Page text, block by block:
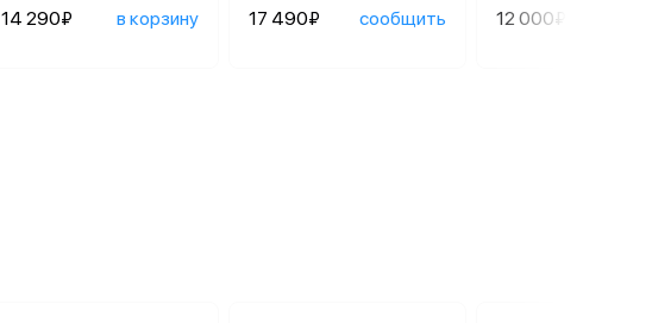
14 290₽ в корзину 17 490₽ сообщить 12 000₽